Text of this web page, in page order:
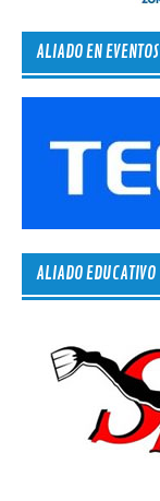
ALIADO EN EVENTOS
ALIADO EDUCATIVO